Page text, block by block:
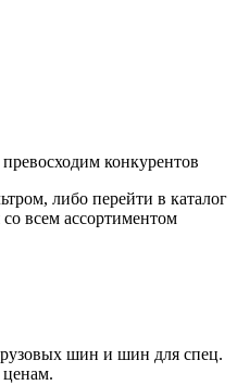
конкурентов
либо перейти в каталог
всем ассортиментом
шин и шин для спец.